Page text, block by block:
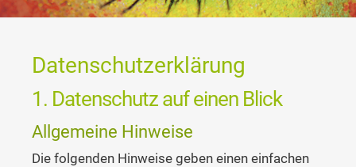
Datenschutz­erklärung
1. Datenschutz auf einen Blick
Allgemeine Hinweise
Die folgenden Hinweise geben einen einfachen